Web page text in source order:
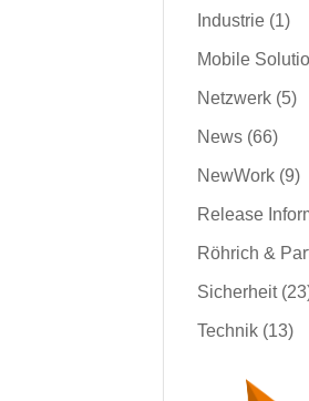
Industrie (1)
Mobile
Netzwerk (5)
News (66)
NewWork (9)
Release
Röhrich &
Sicherheit
Technik (13)